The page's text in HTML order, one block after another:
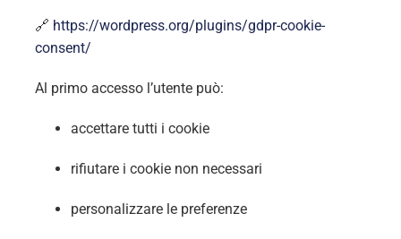
🔗 https://wordpress.org/plugins/gdpr-cookie-
consent/
Al primo accesso l’utente può:
accettare tutti i cookie
rifiutare i cookie non necessari
personalizzare le preferenze